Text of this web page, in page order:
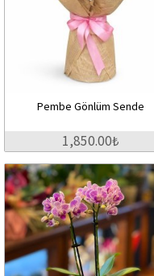
Pembe Gönlüm Sende
1,850.00₺